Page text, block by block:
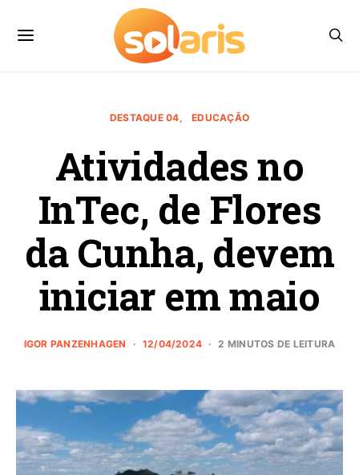
DESTAQUE 04 EDUCAÇÃO
Atividades no
InTec, de Flores
da Cunha, devem
iniciar em maio
IGOR PANZENHAGEN 12/04/2024 2 MINUTOS DE LEITURA